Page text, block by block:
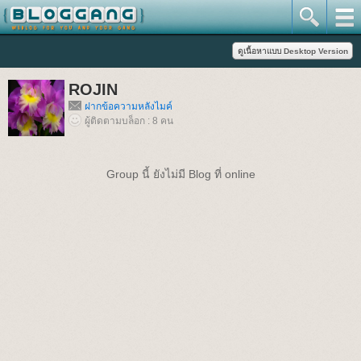
ROJIN
ฝากข้อความหลังไมค์
ผู้ติดตามบล็อก : 8 คน
Group นี้ ยังไม่มี Blog ที่ online